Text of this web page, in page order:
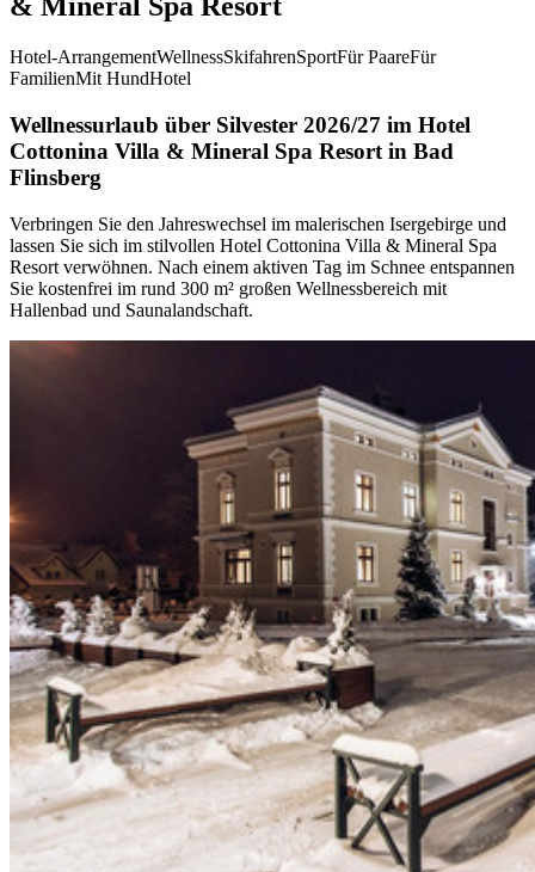
& Mineral Spa Resort
Hotel-ArrangementWellnessSkifahrenSportFür PaareFür
FamilienMit HundHotel
Wellnessurlaub über Silvester 2026/27 im Hotel
Cottonina Villa & Mineral Spa Resort in Bad
Flinsberg
Verbringen Sie den Jahreswechsel im malerischen Isergebirge und
lassen Sie sich im stilvollen Hotel Cottonina Villa & Mineral Spa
Resort verwöhnen. Nach einem aktiven Tag im Schnee entspannen
Sie kostenfrei im rund 300 m² großen Wellnessbereich mit
Hallenbad und Saunalandschaft.